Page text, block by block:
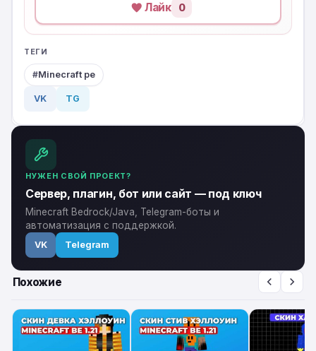
Лайк 0
ТЕГИ
Minecraft pe
VK TG
НУЖЕН СВОЙ ПРОЕКТ?
Сервер, плагин, бот или сайт — под ключ
Minecraft Bedrock/Java, Telegram-боты и
автоматизация с поддержкой.
VK Telegram
Похожие